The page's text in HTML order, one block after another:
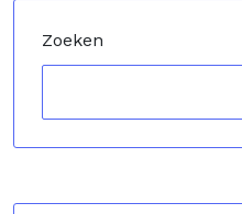
Zoeken